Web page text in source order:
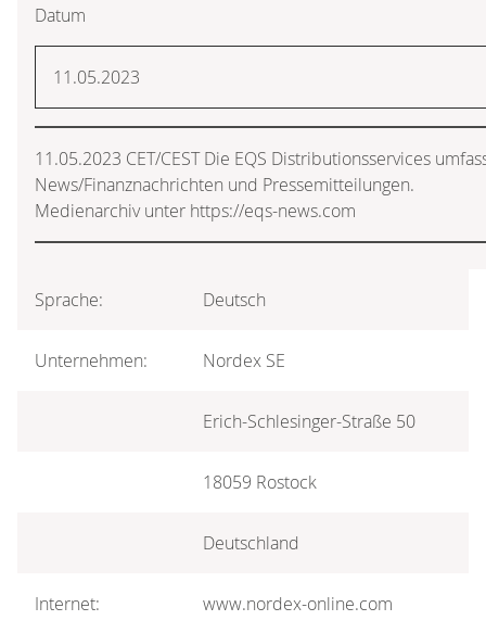
Datum
11.05.2023
11.05.2023 CET/CEST Die EQS Distributionsservices
News/Finanznachrichten und Pressemitteilungen.
Medienarchiv unter https://eqs-news.com
Sprache: Deutsch
Unternehmen: Nordex SE
Erich-Schlesinger-Straße 50
18059 Rostock
Deutschland
Internet: www.nordex-online.com